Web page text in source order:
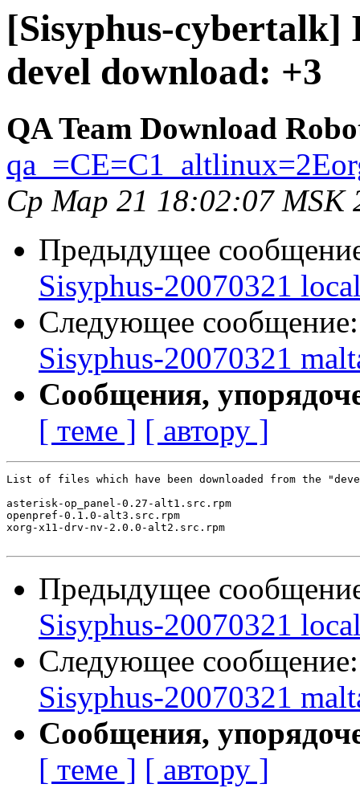
[Sisyphus-cybertalk]
devel download: +3
QA Team Download
Ср Мар 21 18:02:07 MSK
Предыдущее
Sisyphus-20070321
Следующее
Sisyphus-20070321
Сообщения,
[ теме ] [ автору ]
List of files which have been downloaded from the
asterisk-op_panel-0.27-alt1.src.rpm
openpref-0.1.0-alt3.src.rpm
xorg-x11-drv-nv-2.0.0-alt2.src.rpm
Предыдущее
Sisyphus-20070321
Следующее
Sisyphus-20070321
Сообщения,
[ теме ] [ автору ]